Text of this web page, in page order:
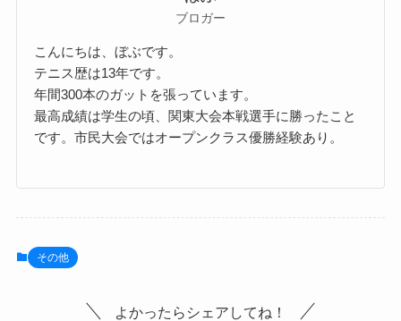
ブロガー
こんにちは、ぼぶです。
テニス歴は13年です。
年間300本のガットを張っています。
最高成績は学生の頃、関東大会本戦選手に勝ったこと
です。市民大会ではオープンクラス優勝経験あり。
その他
よかったらシェアしてね！